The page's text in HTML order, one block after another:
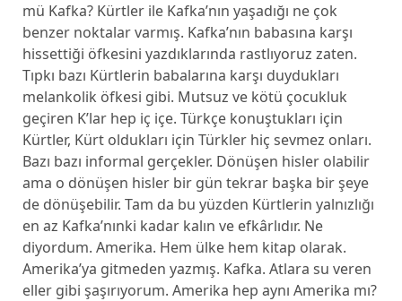
mü Kafka? Kürtler ile Kafka’nın yaşadığı ne çok
benzer noktalar varmış. Kafka’nın babasına karşı
hissettiği öfkesini yazdıklarında rastlıyoruz zaten.
Tıpkı bazı Kürtlerin babalarına karşı duydukları
melankolik öfkesi gibi. Mutsuz ve kötü çocukluk
geçiren K’lar hep iç içe. Türkçe konuştukları için
Kürtler, Kürt oldukları için Türkler hiç sevmez onları.
Bazı bazı informal gerçekler. Dönüşen hisler olabilir
ama o dönüşen hisler bir gün tekrar başka bir şeye
de dönüşebilir. Tam da bu yüzden Kürtlerin yalnızlığı
en az Kafka’nınki kadar kalın ve efkârlıdır. Ne
diyordum. Amerika. Hem ülke hem kitap olarak.
Amerika’ya gitmeden yazmış. Kafka. Atlara su veren
eller gibi şaşırıyorum. Amerika hep aynı Amerika mı?